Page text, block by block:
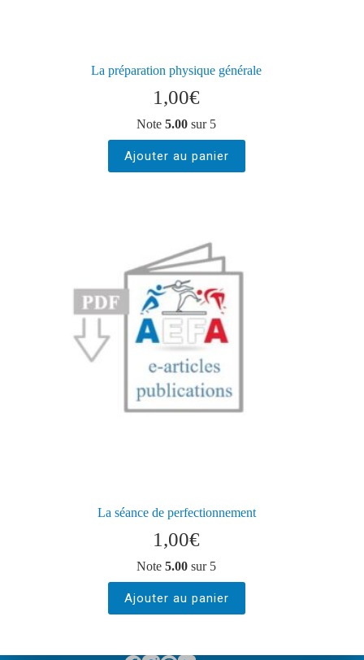
La préparation physique générale
1,00€
Note5.00 sur 5
Ajouter au panier
La séance de perfectionnement
1,00€
Note5.00 sur 5
Ajouter au panier